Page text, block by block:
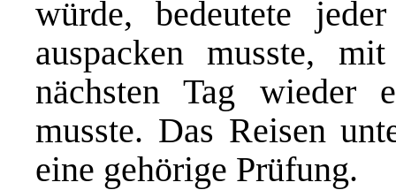
würde, bedeutete
auspacken musste,
nächsten Tag wieder
musste. Das Reisen
eine gehörige Prüfung.